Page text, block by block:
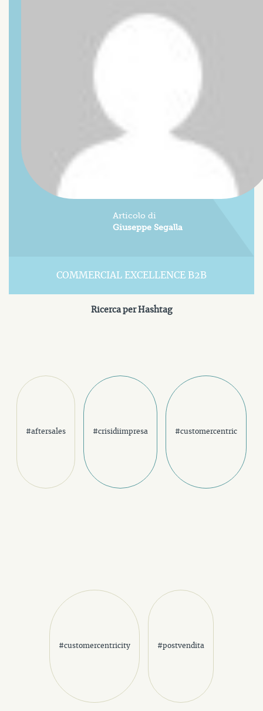
Articolo di
Giuseppe Segalla
COMMERCIAL EXCELLENCE B2B
Ricerca per Hashtag
#aftersales #crisidiimpresa #customercentric
#customercentricity #postvendita